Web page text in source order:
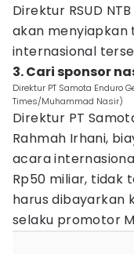
Direktur RSUD
akan menyiapkan
internasional
3. Cari sponsor
Direktur PT Samota Enduro
Times/Muhammad Nasir)
Direktur PT
Rahmah Irhani,
acara
Rp50 miliar, tidak
harus dibayarkan
selaku promotor